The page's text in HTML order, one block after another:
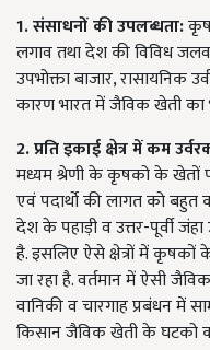
1. संसाधनों की उपलब्धता:
लगाव तथा देश की विविध
उपभोक्ता बाजार, रासायनिक
कारण भारत में जैविक खेती का
2. प्रति इकाई क्षेत्र में कम
मध्यम श्रेणी के कृषको के खेतों पर
एवं पदार्थो की लागत को बहुत
देश के पहाड़ी व उत्तर-पूर्वी जंहा
है. इसलिए ऐसे क्षेत्रों में
जा रहा है. वर्तमान में ऐसी
वानिकी व चारगाह प्रबंधन में
किसान जैविक खेती के घटको